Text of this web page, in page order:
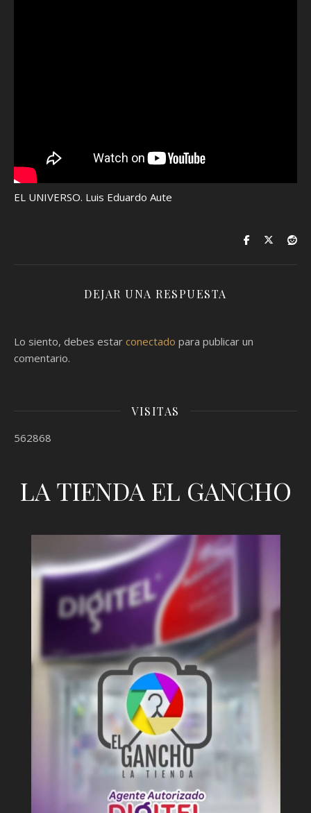
EL UNIVERSO. Luis Eduardo Aute
DEJAR UNA RESPUESTA
Lo siento, debes estar conectado para publicar un
comentario.
VISITAS
562868
LA TIENDA EL GANCHO